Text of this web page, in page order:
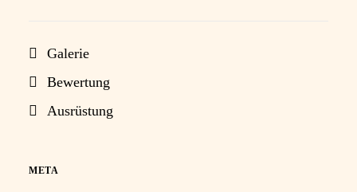
Galerie
Bewertung
Ausrüstung
META